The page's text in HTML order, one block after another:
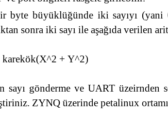
byte büyüklüğünde iki sayıyı
sonra iki sayı ile aşağıda
+ Y^2)
sayı gönderme ve UART
ZYNQ üzerinde petalinux